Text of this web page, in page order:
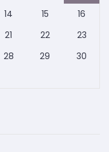
14 15
16
21 22
23
28 29
30